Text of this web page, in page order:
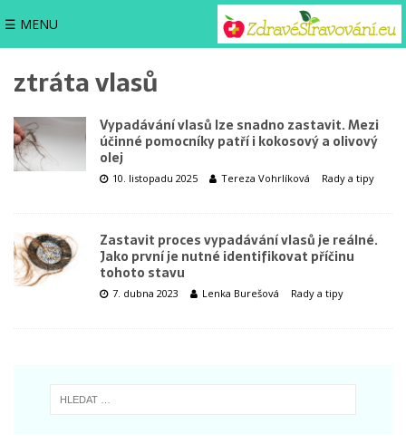
☰ MENU
ztráta vlasů
Vypadávání vlasů lze snadno zastavit. Mezi
účinné pomocníky patří i kokosový a olivový
olej
10. listopadu 2025 Tereza Vohrlíková Rady a tipy
Zastavit proces vypadávání vlasů je reálné.
Jako první je nutné identifikovat příčinu
tohoto stavu
7. dubna 2023 Lenka Burešová Rady a tipy